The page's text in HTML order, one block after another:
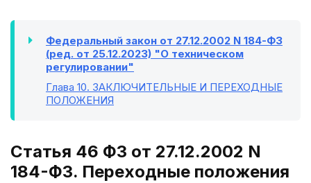
Федеральный закон от 27.12.2002 N 184-ФЗ
(ред. от 25.12.2023) "О техническом
регулировании"
Глава 10. ЗАКЛЮЧИТЕЛЬНЫЕ И ПЕРЕХОДНЫЕ
ПОЛОЖЕНИЯ
Статья 46 ФЗ от 27.12.2002 N
184-ФЗ. Переходные положения